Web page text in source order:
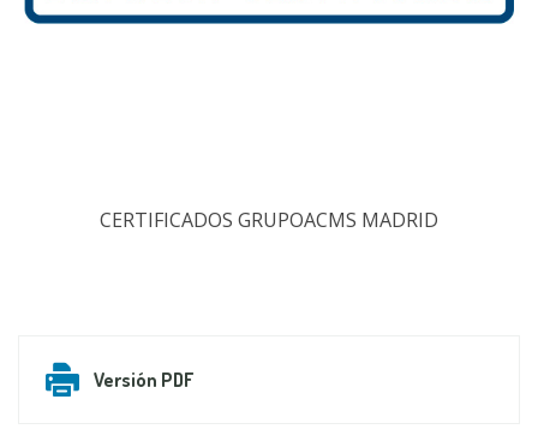
CERTIFICADOS GRUPOACMS MADRID
Versión PDF